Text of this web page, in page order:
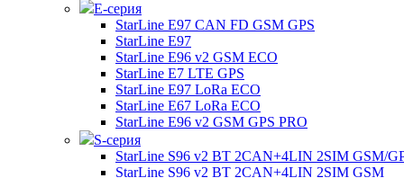
E-серия
StarLine E97 CAN FD GSM GPS
StarLine E97
StarLine E96 v2 GSM ECO
StarLine E7 LTE GPS
StarLine E97 LoRa ECO
StarLine E67 LoRa ECO
StarLine E96 v2 GSM GPS PRO
S-серия
StarLine S96 v2 BT 2CAN+4LIN 2SIM GSM/
StarLine S96 v2 BT 2CAN+4LIN 2SIM GSM